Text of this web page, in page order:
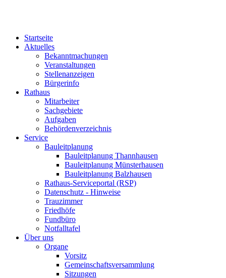
Startseite
Aktuelles
Bekanntmachungen
Veranstaltungen
Stellenanzeigen
Bürgerinfo
Rathaus
Mitarbeiter
Sachgebiete
Aufgaben
Behördenverzeichnis
Service
Bauleitplanung
Bauleitplanung Thannhausen
Bauleitplanung Münsterhausen
Bauleitplanung Balzhausen
Rathaus-Serviceportal (RSP)
Datenschutz - Hinweise
Trauzimmer
Friedhöfe
Fundbüro
Notfalltafel
Über uns
Organe
Vorsitz
Gemeinschaftsversammlung
Sitzungen